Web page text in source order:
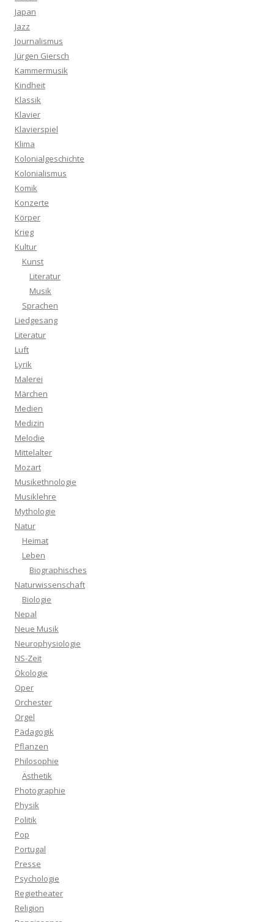
Japan
Jazz
Journalismus
Jürgen Giersch
Kammermusik
Kindheit
Klassik
Klavier
Klavierspiel
Klima
Kolonialgeschichte
Kolonialismus
Komik
Konzerte
Körper
Krieg
Kultur
Kunst
Literatur
Musik
Sprachen
Liedgesang
Literatur
Luft
Lyrik
Malerei
Märchen
Medien
Medizin
Melodie
Mittelalter
Mozart
Musikethnologie
Musiklehre
Mythologie
Natur
Heimat
Leben
Biographisches
Naturwissenschaft
Biologie
Nepal
Neue Musik
Neurophysiologie
NS-Zeit
Ökologie
Oper
Orchester
Orgel
Pädagogik
Pflanzen
Philosophie
Ästhetik
Photographie
Physik
Politik
Pop
Portugal
Presse
Psychologie
Regietheater
Religion